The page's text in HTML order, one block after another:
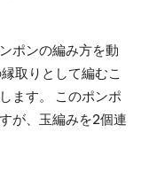
ポンの編み方を動
取りとして編むこ
ます。 このポンポ
が、玉編みを2個連